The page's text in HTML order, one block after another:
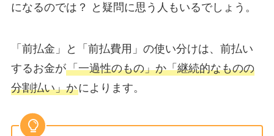
になるのでは？ と疑問に思う人もいるでしょう。
「前払金」と「前払費用」の使い分けは、前払い
するお金が「一過性のもの」か「継続的なものの
分割払い」かによります。